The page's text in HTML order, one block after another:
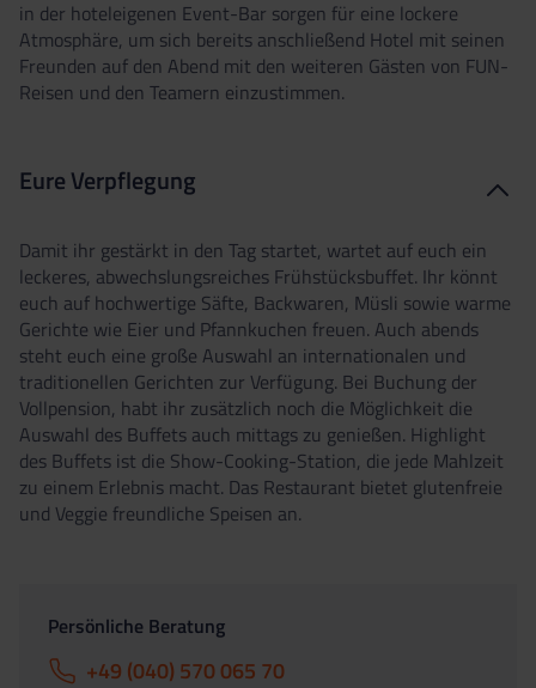
in der hoteleigenen Event-Bar sorgen für eine lockere
Atmosphäre, um sich bereits anschließend Hotel mit seinen
Freunden auf den Abend mit den weiteren Gästen von FUN-
Reisen und den Teamern einzustimmen.
Eure Verpflegung
Damit ihr gestärkt in den Tag startet, wartet auf euch ein
leckeres, abwechslungsreiches Frühstücksbuffet. Ihr könnt
euch auf hochwertige Säfte, Backwaren, Müsli sowie warme
Gerichte wie Eier und Pfannkuchen freuen. Auch abends
steht euch eine große Auswahl an internationalen und
traditionellen Gerichten zur Verfügung. Bei Buchung der
Vollpension, habt ihr zusätzlich noch die Möglichkeit die
Auswahl des Buffets auch mittags zu genießen. Highlight
des Buffets ist die Show-Cooking-Station, die jede Mahlzeit
zu einem Erlebnis macht. Das Restaurant bietet glutenfreie
und Veggie freundliche Speisen an.
Persönliche Beratung
+49 (040) 570 065 70